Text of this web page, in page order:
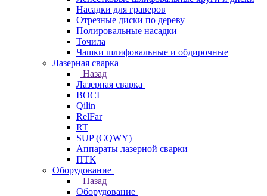
Насадки для граверов
Отрезные диски по дереву
Полировальные насадки
Точила
Чашки шлифовальные и обдирочные
Лазерная сварка
Назад
Лазерная сварка
BOCI
Qilin
RelFar
RT
SUP (CQWY)
Аппараты лазерной сварки
ПТК
Оборудование
Назад
Оборудование